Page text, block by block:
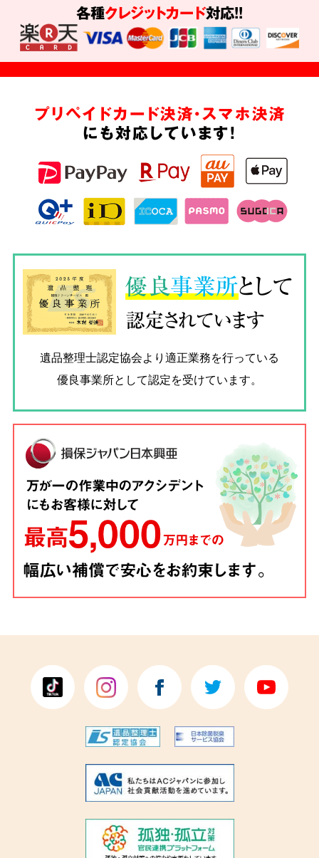
各種クレジットカード対応!!
プリペイドカード決済・スマホ決済
にも対応しています!
優良事業所として
認定されています
遺品整理士認定協会より適正業務を行っている
優良事業所として認定を受けています。